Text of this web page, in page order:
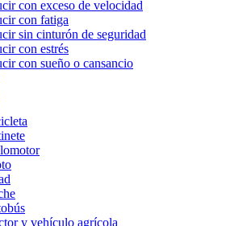
con exceso de velocidad
con fatiga
sin cinturón de seguridad
con estrés
con sueño o cansancio
y vehículo agrícola